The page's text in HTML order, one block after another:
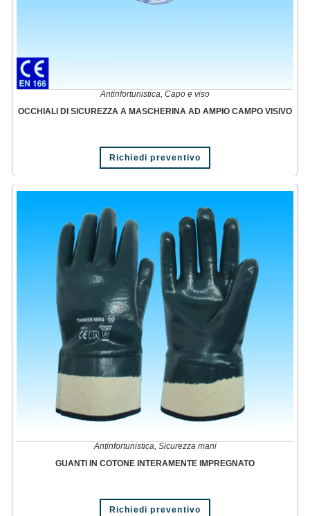
Antinfortunistica Capo e viso
OCCHIALI DI SICUREZZA A MASCHERINA AD AMPIO CAMPO VISIVO
Richiedi preventivo
Antinfortunistica, Sicurezza mani
GUANTI IN COTONE INTERAMENTE IMPREGNATO
Richiedi preventivo